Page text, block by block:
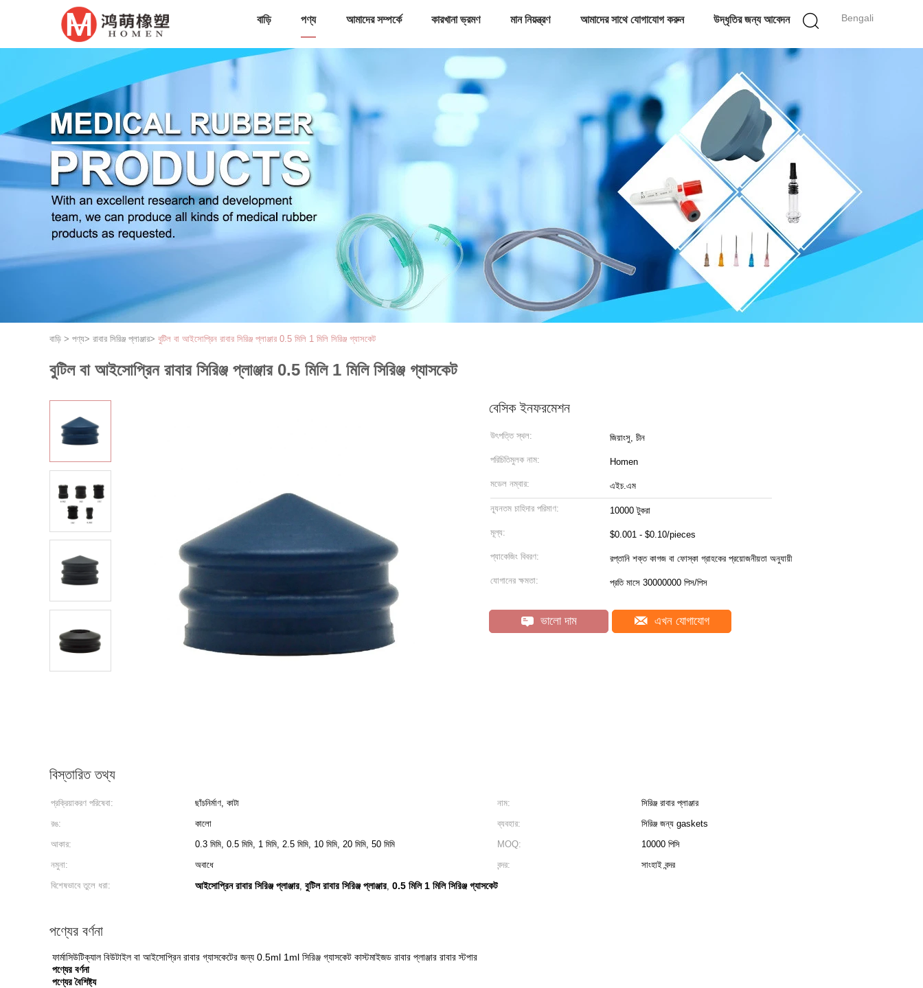
Bengali
বাড়ি পণ্য আমাদের সম্পর্কে কারখানা ভ্রমণ মান নিয়ন্ত্রণ আমাদের সাথে যোগাযোগ করুন উদ্ধৃতির জন্য আবেদন
বাড়ি > পণ্য> রাবার সিরিঞ্জ প্লাঞ্জার> বুটিল বা আইসোপ্রিন রাবার সিরিঞ্জ প্লাঞ্জার 0.5 মিলি 1 মিলি সিরিঞ্জ গ্যাসকেট
বুটিল বা আইসোপ্রিন রাবার সিরিঞ্জ প্লাঞ্জার 0.5 মিলি 1 মিলি সিরিঞ্জ গ্যাসকেট
বেসিক ইনফরমেশন
উৎপত্তি স্থল: জিয়াংসু, চীন
পরিচিতিমুলক নাম: Homen
মডেল নম্বার: এইচ.এম
ন্যূনতম চাহিদার পরিমাণ: 10000 টুকরা
মূল্য: $0.001 - $0.10/pieces
প্যাকেজিং বিবরণ: রপ্তানি শক্ত কাগজ বা ফোস্কা গ্রাহকের প্রয়োজনীয়তা অনুযায়ী
যোগানের ক্ষমতা: প্রতি মাসে 30000000 পিস/পিস
ভালো দাম এখন যোগাযোগ
বিস্তারিত তথ্য
প্রক্রিয়াকরণ পরিষেবা: ছাঁচনির্মাণ, কাটা নাম:
সিরিঞ্জ রাবার প্লাঞ্জার
রঙ:
কালো ব্যবহার:
সিরিঞ্জ জন্য gaskets
আকার:
0.3 মিমি, 0.5 মিমি, 1 মিমি, 2.5 মিমি, 10 মিমি, 20 মিমি, 50 মিমি MOQ:
10000 পিসি
নমুনা:
অবাধে বন্দর:
সাংহাই বন্দর
বিশেষভাবে তুলে ধরা:
আইসোপ্রিন রাবার সিরিঞ্জ প্লাঞ্জার, বুটিল রাবার সিরিঞ্জ প্লাঞ্জার, 0.5 মিলি 1 মিলি সিরিঞ্জ গ্যাসকেট
পণ্যের বর্ণনা
ফার্মাসিউটিক্যাল বিউটাইল বা আইসোপ্রিন রাবার গ্যাসকেটের জন্য 0.5ml 1ml সিরিঞ্জ গ্যাসকেট কাস্টমাইজড রাবার প্লাঞ্জার রাবার স্টপার
পণ্যের বর্ণনা
পণ্যের বৈশিষ্ট্য